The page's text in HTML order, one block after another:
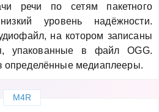
речи по сетям пакетного
уровень надёжности.
на котором записаны
упакованные в файл OGG.
определённые медиаплееры.
M4R